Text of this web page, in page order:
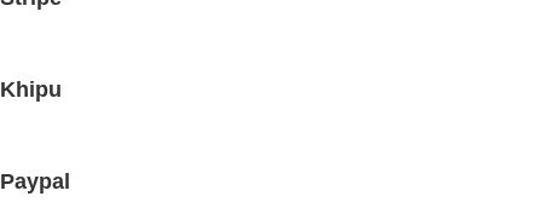
Khipu
Paypal